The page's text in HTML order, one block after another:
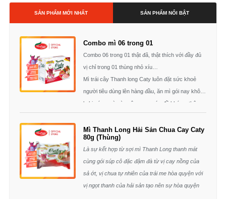
SẢN PHẨM MỚI NHẤT SẢN PHẨM NỔI BẬT
Combo mì 06 trong 01
Combo 06 trong 01 thật đã, thật thích với đầy đủ
vị chỉ trong 01 thùng nhỏ xíu…
Mì trái cây Thanh long Caty luôn đặt sức khoẻ
người tiêu dùng lên hàng đầu, ăn mì gói nay không
lo bị nóng mà còn nâng cao sức đề kháng, thêm
Thanh long cung cấp thêm vitamin A & C, sắt,
canxi, chất xơ cho cơ thể sảng khoái mỗi ngày…
Mì Thanh Long Hải Sản Chua Cay Caty
80g (Thùng)
Là sự kết hợp từ sợi mì Thanh Long thanh mát
cùng gói súp cô đặc đậm đà từ vị cay nồng của
sả ớt, vị chua tự nhiên của trái me hòa quyện với
vị ngọt thanh của hải sản tạo nên sự hòa quyện